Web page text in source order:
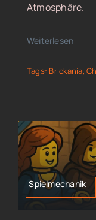
Atmosphäre.
Weiterlesen
Tags: Brickania,
Spielmechanik